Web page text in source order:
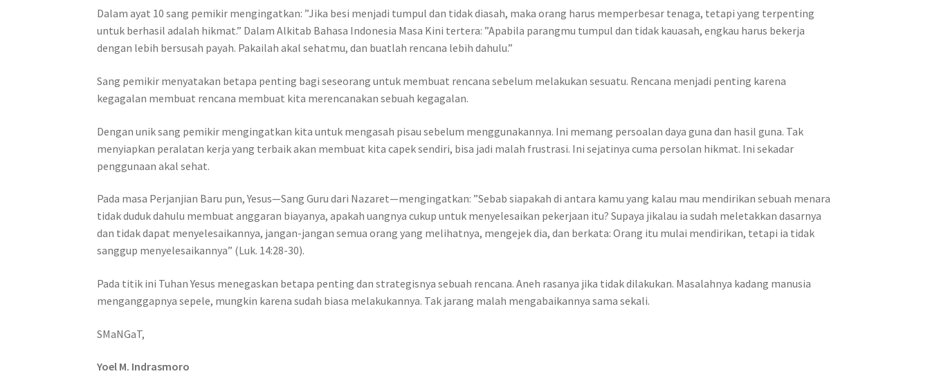
Dalam ayat 10 sang pemikir mengingatkan: ”Jika besi menjadi tumpul dan tidak diasah, maka orang harus memperbesar tenaga, tetapi yang terpenting
untuk berhasil adalah hikmat.” Dalam Alkitab Bahasa Indonesia Masa Kini tertera: ”Apabila parangmu tumpul dan tidak kauasah, engkau harus bekerja
dengan lebih bersusah payah. Pakailah akal sehatmu, dan buatlah rencana lebih dahulu.”
Sang pemikir menyatakan betapa penting bagi seseorang untuk membuat rencana sebelum melakukan sesuatu. Rencana menjadi penting karena
kegagalan membuat rencana membuat kita merencanakan sebuah kegagalan.
Dengan unik sang pemikir mengingatkan kita untuk mengasah pisau sebelum menggunakannya. Ini memang persoalan daya guna dan hasil guna. Tak
menyiapkan peralatan kerja yang terbaik akan membuat kita capek sendiri, bisa jadi malah frustrasi. Ini sejatinya cuma persolan hikmat. Ini sekadar
penggunaan akal sehat.
Pada masa Perjanjian Baru pun, Yesus—Sang Guru dari Nazaret—mengingatkan: ”Sebab siapakah di antara kamu yang kalau mau mendirikan sebuah menara
tidak duduk dahulu membuat anggaran biayanya, apakah uangnya cukup untuk menyelesaikan pekerjaan itu? Supaya jikalau ia sudah meletakkan dasarnya
dan tidak dapat menyelesaikannya, jangan-jangan semua orang yang melihatnya, mengejek dia, dan berkata: Orang itu mulai mendirikan, tetapi ia tidak
sanggup menyelesaikannya” (Luk. 14:28-30).
Pada titik ini Tuhan Yesus menegaskan betapa penting dan strategisnya sebuah rencana. Aneh rasanya jika tidak dilakukan. Masalahnya kadang manusia
menganggapnya sepele, mungkin karena sudah biasa melakukannya. Tak jarang malah mengabaikannya sama sekali.
SMaNGaT,
Yoel M. Indrasmoro